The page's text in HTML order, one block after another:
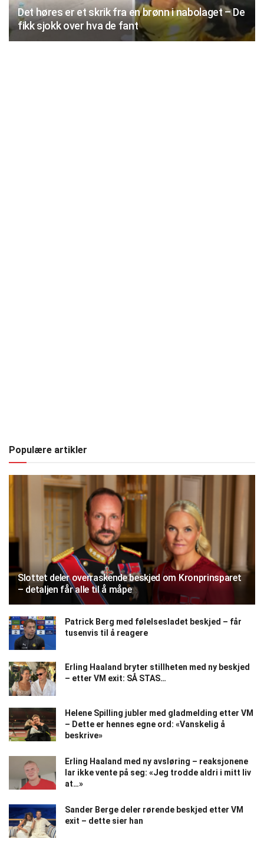
Det høres er et skrik fra en brønn i nabolaget – De
fikk sjokk over hva de fant
Populære artikler
Slottet deler overraskende beskjed om Kronprinsparet
– detaljen får alle til å måpe
Patrick Berg med følelsesladet beskjed – får
tusenvis til å reagere
Erling Haaland bryter stillheten med ny beskjed
– etter VM exit: SÅ STAS…
Helene Spilling jubler med gladmelding etter VM
– Dette er hennes egne ord: «Vanskelig å
beskrive»
Erling Haaland med ny avsløring – reaksjonene
lar ikke vente på seg: «Jeg trodde aldri i mitt liv
at…»
Sander Berge deler rørende beskjed etter VM
exit – dette sier han